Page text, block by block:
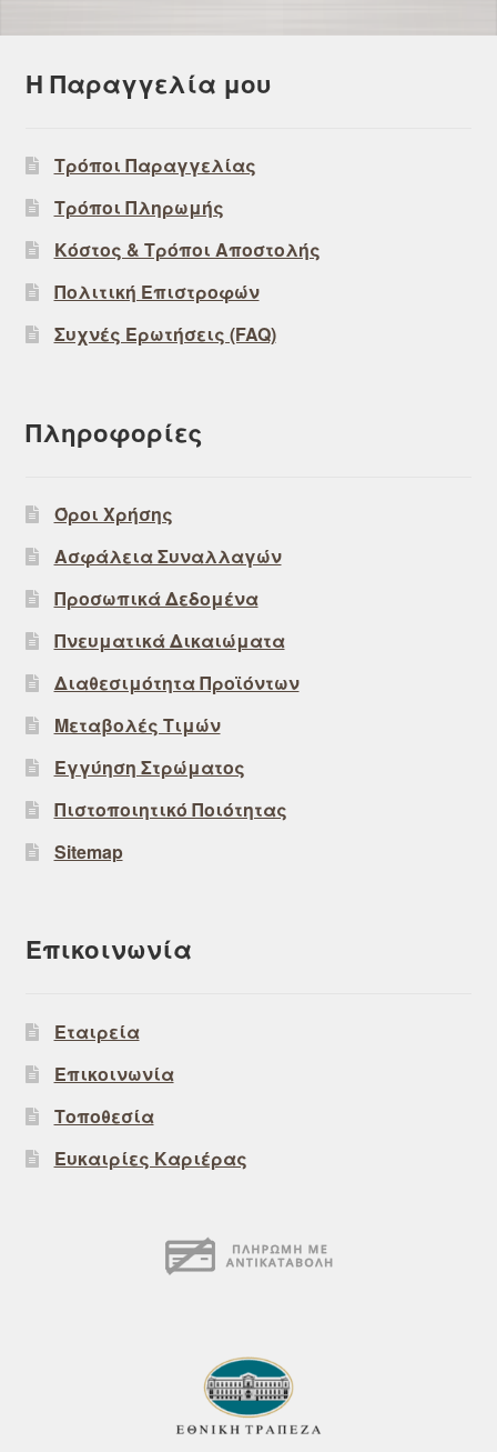
Η Παραγγελία μου
Τρόποι Παραγγελίας
Τρόποι Πληρωμής
Κόστος & Τρόποι Αποστολής
Πολιτική Επιστροφών
Συχνές Ερωτήσεις (FAQ)
Πληροφορίες
Όροι Χρήσης
Ασφάλεια Συναλλαγών
Προσωπικά Δεδομένα
Πνευματικά Δικαιώματα
Διαθεσιμότητα Προϊόντων
Μεταβολές Τιμών
Εγγύηση Στρώματος
Πιστοποιητικό Ποιότητας
Sitemap
Επικοινωνία
Εταιρεία
Επικοινωνία
Τοποθεσία
Ευκαιρίες Καριέρας